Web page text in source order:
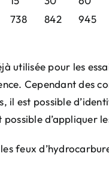
738 842 945
utilisée pour les
Cependant des
il est possible
possible d’appliquer
feux